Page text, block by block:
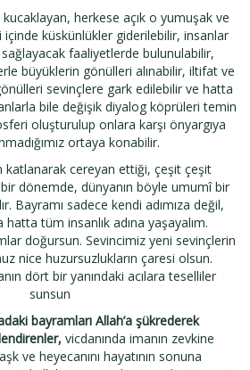
herkese açık o yumuşak ve
küskünlükler giderilebilir, insanlar
faaliyetlerde bulunulabilir,
büyüklerin gönülleri alınabilir, iltifat ve
sevinçlere gark edilebilir ve hatta
bile değişik diyalog köprüleri temin
oluşturulup onlara karşı önyargıya
ortaya konabilir.
katlanarak cereyan ettiği, çeşit çeşit
bir dönemde, dünyanın böyle umumî bir
Bayramı sadece kendi adımıza değil,
hatta tüm insanlık adına yaşayalım.
doğursun. Sevincimiz yeni sevinçlerin
nice huzursuzlukların çaresi olsun.
dört bir yanındaki acılara teselliler
sunsun
bayramları Allah’a şükrederek
vicdanında imanın zevkine
ve heyecanını hayatının sonuna